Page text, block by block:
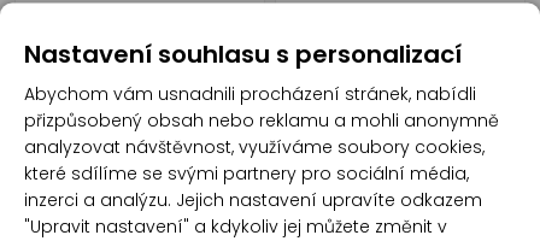
Nastavení souhlasu s personalizací
Abychom vám usnadnili procházení stránek, nabídli
přizpůsobený obsah nebo reklamu a mohli anonymně
analyzovat návštěvnost, využíváme soubory cookies,
které sdílíme se svými partnery pro sociální média,
inzerci a analýzu. Jejich nastavení upravíte odkazem
"Upravit nastavení" a kdykoliv jej můžete změnit v